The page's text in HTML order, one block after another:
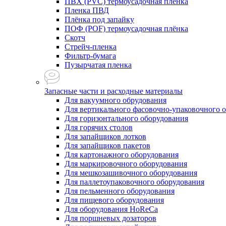
Пленка ПВД
Плёнка под запайку
ПОФ (POF) термоусадочная плёнка
Скотч
Стрейч-пленка
Фильтр-бумага
Пузырчатая пленка
Запасные части и расходные материалы
Для вакуумного обрудования
Для вертикального фасовочно-упаковочного
Для горизонтального оборудования
Для горячих столов
Для запайщиков лотков
Для запайщиков пакетов
Для картонажного оборудования
Для маркировочного оборудования
Для мешкозашивочного оборудования
Для паллетоупаковочного оборудования
Для пельменного оборудования
Для пищевого оборудования
Для оборудования HoReCa
Для поршневых дозаторов